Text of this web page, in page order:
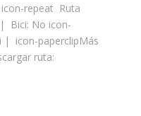
repeat Ruta
Bici: No icon-
| icon-paperclipMás
ruta: